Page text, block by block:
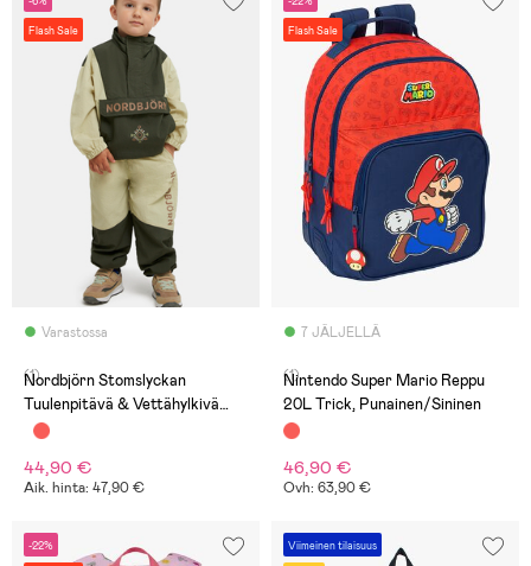
Flash Sale
Varastossa
(1)
Nordbjörn Stomslyckan
Tuulenpitävä & Vettähylkivä
Vaatesetti, Lint/Deep Depths
44,90 €
Aik. hinta: 47,90 €
Flash Sale
7 JÄLJELLÄ
(1)
Nintendo Super Mario Reppu
20L Trick, Punainen/Sininen
46,90 €
Ovh: 63,90 €
-22% Viimeinen tilaisuus